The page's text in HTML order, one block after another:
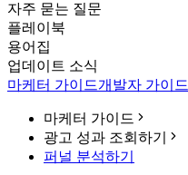
자주 묻는 질문
플레이북
용어집
업데이트 소식
마케터 가이드개발자 가이드
마케터 가이드
광고 성과 조회하기
퍼널 분석하기